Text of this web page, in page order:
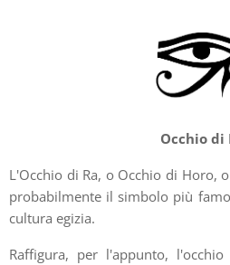
Occhio di
L'Occhio di Ra, o Occhio di Horo,
probabilmente il simbolo più
cultura egizia.
Raffigura, per l'appunto,